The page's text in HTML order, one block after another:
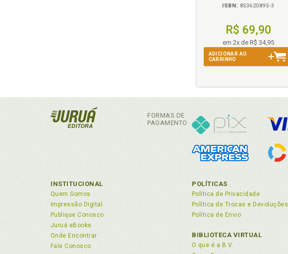
ISBN: 853620895-3
R$ 69,90
em 2x de R$ 34,95
ADICIONAR AO
CARRINHO
FORMAS DE
PAGAMENTO
INSTITUCIONAL
Quem Somos
Impressão Digital
Publique Conosco
Juruá eBooks
Onde Encontrar
Fale Conosco
POLÍTICAS
Política de Privacidade
Política de Trocas e Devoluções
Política de Envio
BIBLIOTECA VIRTUAL
O que é a B.V.